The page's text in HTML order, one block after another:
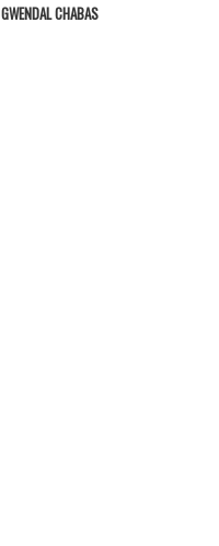
GWENDAL CHABAS